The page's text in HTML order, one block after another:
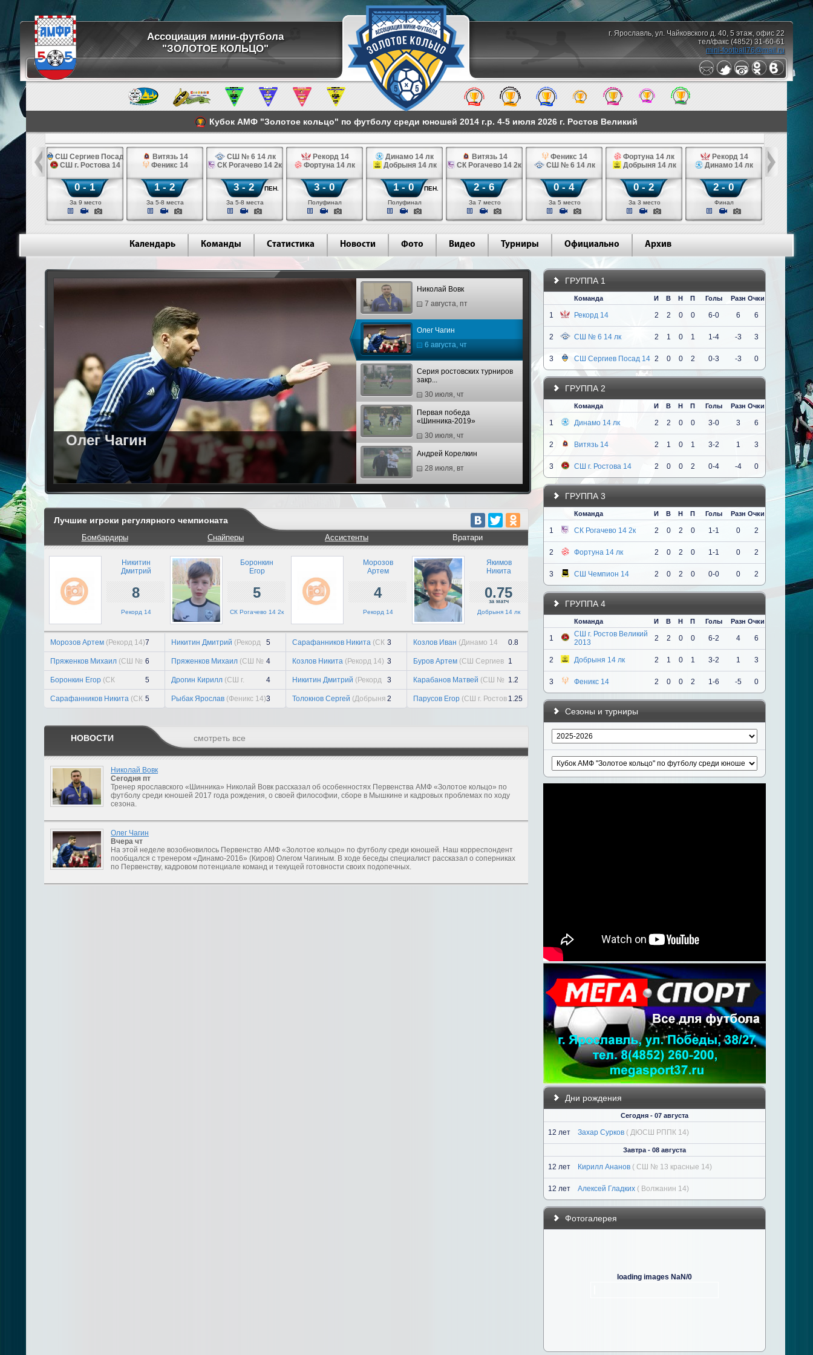
Ассоциация мини-футбола
"ЗОЛОТОЕ КОЛЬЦО"
г. Ярославль, ул. Чайковского д. 40, 5 этаж, офис 22
тел/факс (4852) 31-60-61
mini-football76@mail.ru
Кубок АМФ "Золотое кольцо" по футболу среди юношей 2014 г.р. 4-5 июля 2026 г. Ростов Великий
14
Великий 2013
СШ Сергиев Посад 14
СШ г. Ростова 14
0 - 1
За 9 место
Витязь 14
Феникс 14
1 - 2
За 5-8 места
СШ № 6 14 лк
СК Рогачево 14 2к
3 - 2 ПЕН.
За 5-8 места
Рекорд 14
Фортуна 14 лк
3 - 0
Полуфинал
Динамо 14 лк
Добрыня 14 лк
1 - 0 ПЕН.
Полуфинал
Витязь 14
СК Рогачево 14 2к
2 - 6
За 7 место
Феникс 14
СШ № 6 14 лк
0 - 4
За 5 место
Фортуна 14 лк
Добрыня 14 лк
0 - 2
За 3 место
Рекорд 14
Динамо 14 лк
2 - 0
Финал
Календарь Команды Статистика Новости Фото Видео Турниры Официально Архив
Олег Чагин
Николай Вовк
7 августа, пт
Олег Чагин
6 августа, чт
Серия ростовских турниров
закр...
30 июля, чт
Первая победа
«Шинника-2019»
30 июля, чт
Андрей Корелкин
28 июля, вт
Кевин Рейнберг
28 июля, вт
Третий финал «Юниора» и
триумф...
21 июля, вт
Павел Киселев
21 июля, вт
«Заря» держит уровень
21 июля, вт
Лучшие игроки регулярного чемпионата
Бомбардиры
Никитин
Дмитрий
8
Рекорд 14
Морозов Артем (Рекорд 14)7
Пряженков Михаил (СШ №
6 14 лк)
6
Боронкин Егор (СК
Рогачево 14 2к)
5
Сарафанников Никита (СК
Рогачево 14 2к)
5
Снайперы
Боронкин
Егор
5
СК Рогачево 14 2к
Никитин Дмитрий (Рекорд
14)
5
Пряженков Михаил (СШ №
6 14 лк)
4
Дрогин Кирилл (СШ г.
Ростов Великий 2013)
4
Рыбак Ярослав (Феникс 14)3
Ассистенты
Морозов
Артем
4
Рекорд 14
Сарафанников Никита (СК
Рогачево 14 2к)
3
Козлов Никита (Рекорд 14) 3
Никитин Дмитрий (Рекорд
14)
3
Толокнов Сергей (Добрыня
14 лк)
2
Вратари
Якимов
Никита
0.75
за матч
Добрыня 14 лк
Козлов Иван (Динамо 14
лк)
0.8
Буров Артем (СШ Сергиев
Посад 14)
1
Карабанов Матвей (СШ №
6 14 лк)
1.2
Парусов Егор (СШ г. Ростов
Великий 2013)
1.25
НОВОСТИ смотреть все
Николай Вовк
Сегодня пт
Тренер ярославского «Шинника» Николай Вовк рассказал об особенностях Первенства АМФ «Золотое кольцо» по
футболу среди юношей 2017 года рождения, о своей философии, сборе в Мышкине и кадровых проблемах по ходу
сезона.
Олег Чагин
Вчера чт
На этой неделе возобновилось Первенство АМФ «Золотое кольцо» по футболу среди юношей. Наш корреспондент
пообщался с тренером «Динамо-2016» (Киров) Олегом Чагиным. В ходе беседы специалист рассказал о соперниках
по Первенству, кадровом потенциале команд и текущей готовности своих подопечных.
ГРУППА 1
Команда И В Н П Голы Разн Очки
1 Рекорд 14 2 2 0 0 6-0 6 6
2 СШ № 6 14 лк 2 1 0 1 1-4 -3 3
3 СШ Сергиев Посад 14 2 0 0 2 0-3 -3 0
ГРУППА 2
Команда И В Н П Голы Разн Очки
1 Динамо 14 лк 2 2 0 0 3-0 3 6
2 Витязь 14 2 1 0 1 3-2 1 3
3 СШ г. Ростова 14 2 0 0 2 0-4 -4 0
ГРУППА 3
Команда И В Н П Голы Разн Очки
1 СК Рогачево 14 2к 2 0 2 0 1-1 0 2
2 Фортуна 14 лк 2 0 2 0 1-1 0 2
3 СШ Чемпион 14 2 0 2 0 0-0 0 2
ГРУППА 4
Команда И В Н П Голы Разн Очки
1
СШ г. Ростов Великий
2013
2 2 0 0 6-2 4 6
2 Добрыня 14 лк 2 1 0 1 3-2 1 3
3 Феникс 14 2 0 0 2 1-6 -5 0
Сезоны и турниры
Дни рождения
Сегодня - 07 августа
12 лет Захар Сурков ( ДЮСШ РППК 14)
Завтра - 08 августа
12 лет Кирилл Ананов ( СШ № 13 красные 14)
12 лет Алексей Гладких ( Волжанин 14)
Фотогалерея
loading images NaN/0